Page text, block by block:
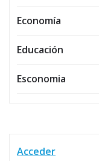
Economía
Educación
Esconomia
Acceder